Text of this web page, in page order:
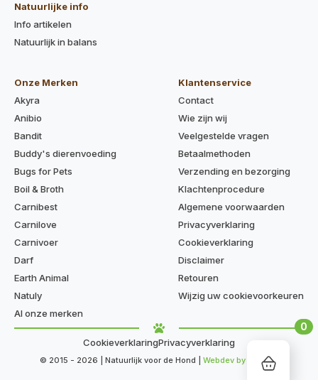
0
Natuurlijke info
Info artikelen
Natuurlijk in balans
Onze Merken
Akyra
Anibio
Bandit
Buddy's dierenvoeding
Bugs for Pets
Boil & Broth
Carnibest
Carnilove
Carnivoer
Darf
Earth Animal
Natuly
Al onze merken
Klantenservice
Contact
Wie zijn wij
Veelgestelde vragen
Betaalmethoden
Verzending en bezorging
Klachtenprocedure
Algemene voorwaarden
Privacyverklaring
Cookieverklaring
Disclaimer
Retouren
Wijzig uw cookievoorkeuren
© 2015 - 2026 | Natuurlijk voor de Hond | Webdev by Kaige.nl
CookieverklaringPrivacyverklaring